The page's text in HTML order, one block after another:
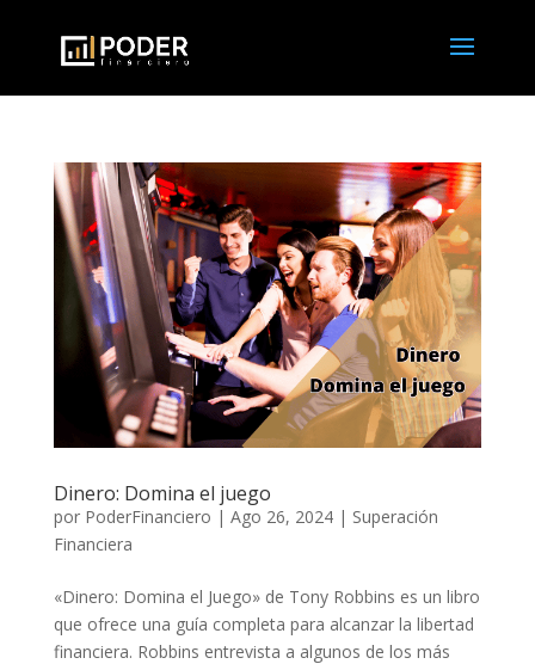
Dinero: Domina el juego
por PoderFinanciero | Ago 26, 2024| Superación
Financiera
«Dinero: Domina el Juego» de Tony Robbins es un libro
que ofrece una guía completa para alcanzar la libertad
financiera. Robbins entrevista a algunos de los más